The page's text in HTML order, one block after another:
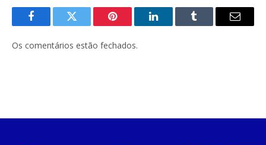
FacebookTwitter Pinterest O
Tumblr
E-
Os comentários estão fechados.